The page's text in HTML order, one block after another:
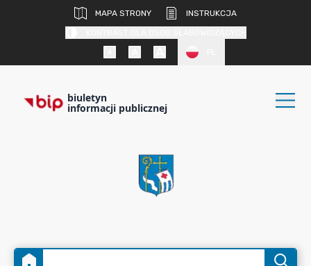
MAPA STRONY
INSTRUKCJA
biuletyn
informacji publicznej